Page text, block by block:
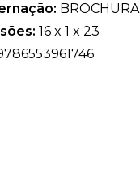
BROCHURA
16 x 1 x 23